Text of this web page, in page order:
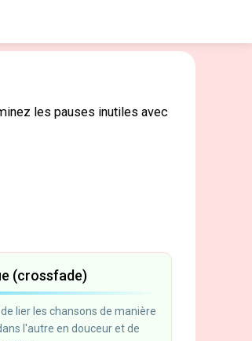
les pauses inutiles avec
(crossfade)
lier les chansons de manière
l'autre en douceur et de